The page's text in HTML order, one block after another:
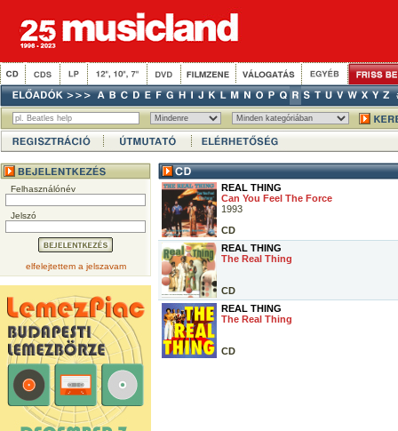
Felhasználónév
Jelszó
elfelejtettem a jelszavam
REAL THING
Can You Feel The Force
1993
CD
REAL THING
The Real Thing
CD
REAL THING
The Real Thing
CD